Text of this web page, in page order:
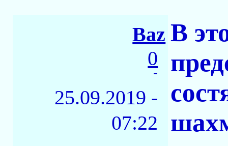
Baz
0
-
25.09.2019 -
07:22
В